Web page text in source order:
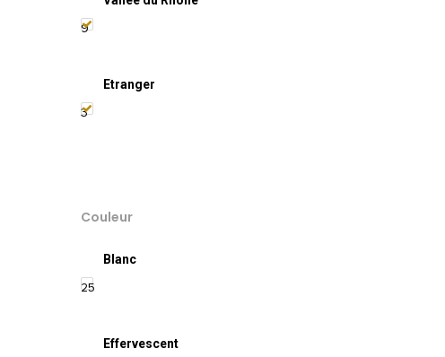
9
Etranger
3
Couleur
Blanc
25
Effervescent